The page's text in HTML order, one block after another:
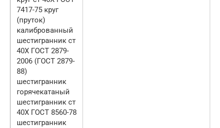
7417-75 круг
(пруток)
калиброванный
шестигранник ст
40Х ГОСТ 2879-
2006 (ГОСТ 2879-
88)
шестигранник
горячекатаный
шестигранник ст
40Х ГОСТ 8560-78
шестигранник